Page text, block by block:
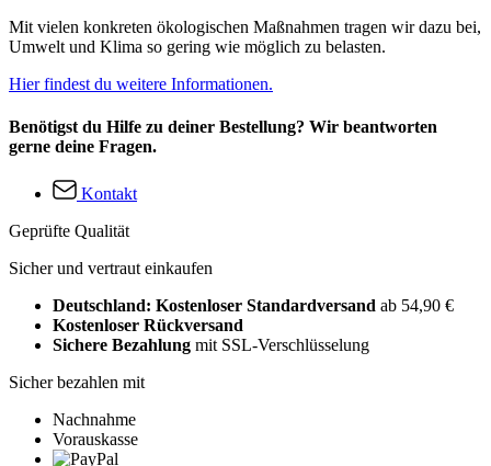
Mit vielen konkreten ökologischen Maßnahmen tragen wir dazu bei,
Umwelt und Klima so gering wie möglich zu belasten.
Hier findest du weitere Informationen.
Benötigst du Hilfe zu deiner Bestellung? Wir beantworten
gerne deine Fragen.
Kontakt
Geprüfte Qualität
Sicher und vertraut einkaufen
Deutschland: Kostenloser Standardversand ab 54,90 €
Kostenloser Rückversand
Sichere Bezahlung mit SSL-Verschlüsselung
Sicher bezahlen mit
Nachnahme
Vorauskasse